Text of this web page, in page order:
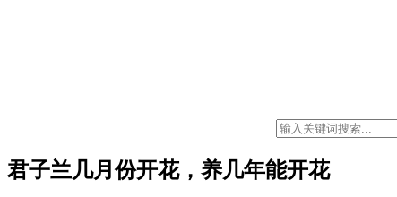
君子兰几月份开花，养几年能开花